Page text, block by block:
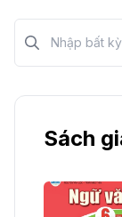
Tìm kiếm?>
Sách